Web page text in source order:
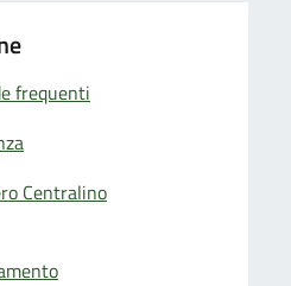
frequenti
Centralino